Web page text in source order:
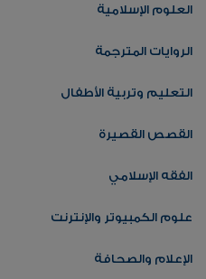
العلوم الإسلامية
الروايات المترجمة
التعليم وتربية الأطفال
القصص القصيرة
الفقه الإسلامي
علوم الكمبيوتر والإنترنت
الإعلام والصحافة